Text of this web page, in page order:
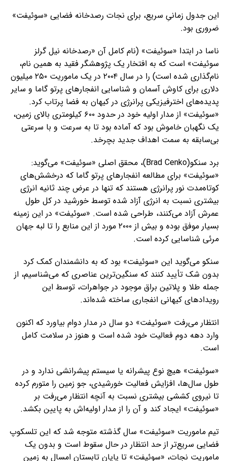
این جدول زمانیِ سریع، برای نجات رصدخانه‌ فضایی «سوئیفت»
ضروری بود.
ناسا در ابتدا «سوئیفت» (نام کامل آن «رصدخانه نیل گرلز
سوئیفت» است که به افتخار یک پژوهشگر فقید به همین نام،
نام‌گذاری شده است) را در سال ۲۰۰۴ در یک ماموریت ۲۵۰ میلیون
دلاری برای کاوش آسمان و شناسایی انفجارهای پرتو گاما و سایر
پدیده‌های اخترفیزیکی پرانرژی در کیهان به فضا پرتاب کرد.
«سوئیفت» از مدار اولیه خود در حدود ۶۰۰ کیلومتری بالای زمین،
یک نگهبان خاموش بود که آماده بود تا به سرعت و با سرعتی
بی‌سابقه به سمت اهداف جدید بچرخد.
برد سنکو(Brad Cenko)، محقق اصلی «سوئیفت» می‌گوید:
«سوئیفت» برای مطالعه انفجارهای پرتو گاما که درخشش‌های
کوتاه‌مدت نور پرانرژی هستند که تنها در عرض چند ثانیه انرژی
بیشتری نسبت به انرژی آزاد شده توسط خورشید در کل طول
عمرش آزاد می‌کنند، طراحی شده است. «سوئیفت» در این زمینه
بسیار موفق بوده و بیش از ۲۰۰۰ مورد از این منابع را تا لبه جهان
مرئی شناسایی کرده است.
سنکو می‌گوید این «سوئیفت» بود که به دانشمندان کمک کرد
بدون شک تأیید کنند که سنگین‌ترین عناصری که می‌شناسیم، از
جمله طلا و پلاتین براق موجود در جواهرات، توسط این
رویدادهای کیهانی انفجاری ساخته شده‌اند.
انتظار می‌رفت «سوئیفت» دو سال در مدار دوام بیاورد که اکنون
وارد دهه دوم فعالیت خود شده است و هنوز در سلامت کامل
است.
«سوئیفت» هیچ نوع پیشرانه یا سیستم پیشرانشی ندارد و در
طول سال‌ها، افزایش فعالیت خورشیدی، جو زمین را متورم کرده
تا نیروی کششی بیشتری نسبت به آنچه انتظار می‌رفت بر
«سوئیفت» ایجاد کند و آن را از مدار اولیه‌اش به پایین بکشد.
تیم ماموریت «سوئیفت» سال گذشته متوجه شد که این تلسکوپ
فضایی سریع‌تر از حد انتظار در حال سقوط است و بدون یک
ماموریت نجات، «سوئیفت» تا پایان تابستان امسال به زمین